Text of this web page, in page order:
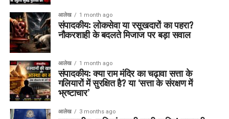
आलेख 1 month ago
संपादकीय: लोकसेवा या रसूखदारों का पहरा?
नौकरशाही के बदलते मिजाज पर बड़ा सवाल
आलेख 1 month ago
संपादकीय: क्या राम मंदिर का चढ़ावा सत्ता के
गलियारों में सुरक्षित है? या ‘सत्ता के संरक्षण में
भ्रष्टाचार’
आलेख 3 months ago